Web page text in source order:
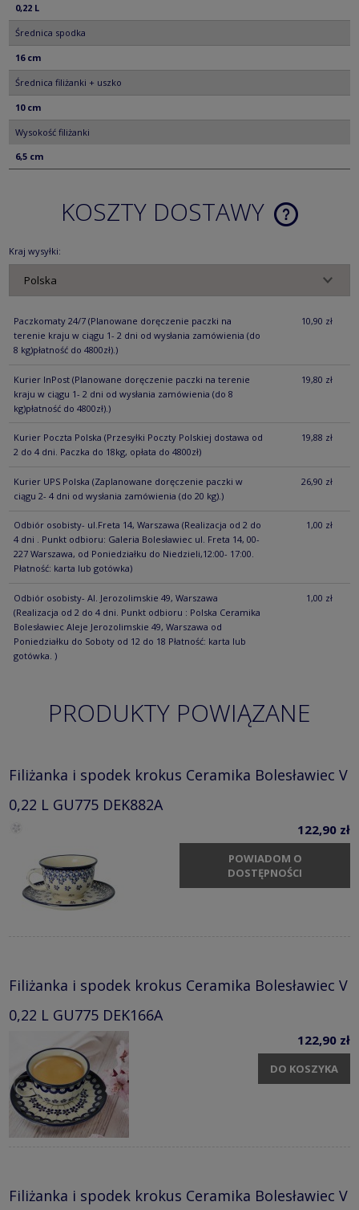
0,22 L
Średnica spodka
16 cm
Średnica filiżanki + uszko
10 cm
Wysokość filiżanki
6,5 cm
KOSZTY DOSTAWY
CENA NIE
Kraj wysyłki:
Paczkomaty 24/7 (Planowane doręczenie paczki na
terenie kraju w ciągu 1- 2 dni od wysłania zamówienia (do
8 kg)płatność do 4800zł).)
10,90 zł
Kurier InPost (Planowane doręczenie paczki na terenie
kraju w ciągu 1- 2 dni od wysłania zamówienia (do 8
kg)płatność do 4800zł).)
19,80 zł
Kurier Poczta Polska (Przesyłki Poczty Polskiej dostawa od
2 do 4 dni. Paczka do 18kg, opłata do 4800zł)
19,88 zł
Kurier UPS Polska (Zaplanowane doręczenie paczki w
ciągu 2- 4 dni od wysłania zamówienia (do 20 kg).)
26,90 zł
Odbiór osobisty- ul.Freta 14, Warszawa (Realizacja od 2 do
4 dni . Punkt odbioru: Galeria Bolesławiec ul. Freta 14, 00-
227 Warszawa, od Poniedziałku do Niedzieli,12:00- 17:00.
Płatność: karta lub gotówka)
1,00 zł
Odbiór osobisty- Al. Jerozolimskie 49, Warszawa
(Realizacja od 2 do 4 dni. Punkt odbioru : Polska Ceramika
Bolesławiec Aleje Jerozolimskie 49, Warszawa od
Poniedziałku do Soboty od 12 do 18 Płatność: karta lub
gotówka. )
1,00 zł
PRODUKTY POWIĄZANE
Filiżanka i spodek krokus Ceramika Bolesławiec V
0,22 L GU775 DEK882A
122,90 zł
POWIADOM O
DOSTĘPNOŚCI
Filiżanka i spodek krokus Ceramika Bolesławiec V
0,22 L GU775 DEK166A
122,90 zł
DO KOSZYKA
Filiżanka i spodek krokus Ceramika Bolesławiec V